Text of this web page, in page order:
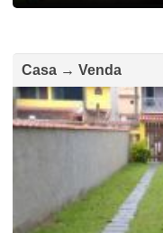
Casa → Venda